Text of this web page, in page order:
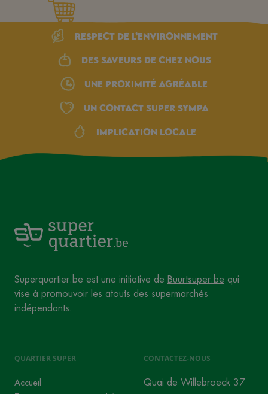
Respect de l’environnement
Des saveurs de chez nous
une proximité agréable
Un Contact Super Sympa
Implication locale
Superquartier.be est une initiative de Buurtsuper.be qui
vise à promouvoir les atouts des supermarchés
indépendants.
QUARTIER SUPER
Accueil
CONTACTEZ-NOUS
Quai de Willebroeck 37